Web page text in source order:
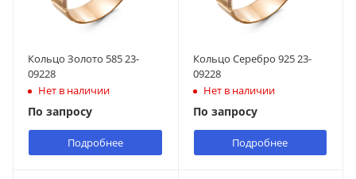
Кольцо Золото 585 23-
09228
Нет в наличии
По запросу
Подробнее
Кольцо Серебро 925 23-
09228
Нет в наличии
По запросу
Подробнее